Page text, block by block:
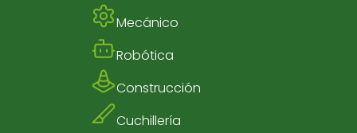
Mecánico
Robótica
Construcción
Cuchillería